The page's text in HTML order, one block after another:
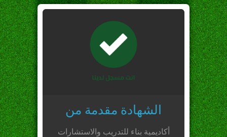
الشهادة مقدمة من
أكاديمية بناء للتدريب والاستشارات